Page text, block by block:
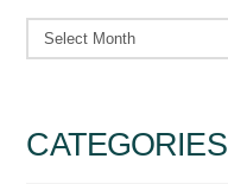
Archives
CATEGORIES